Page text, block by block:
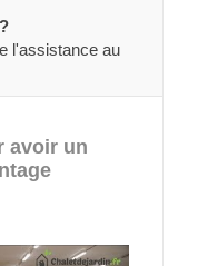
l'assistance au
avoir un